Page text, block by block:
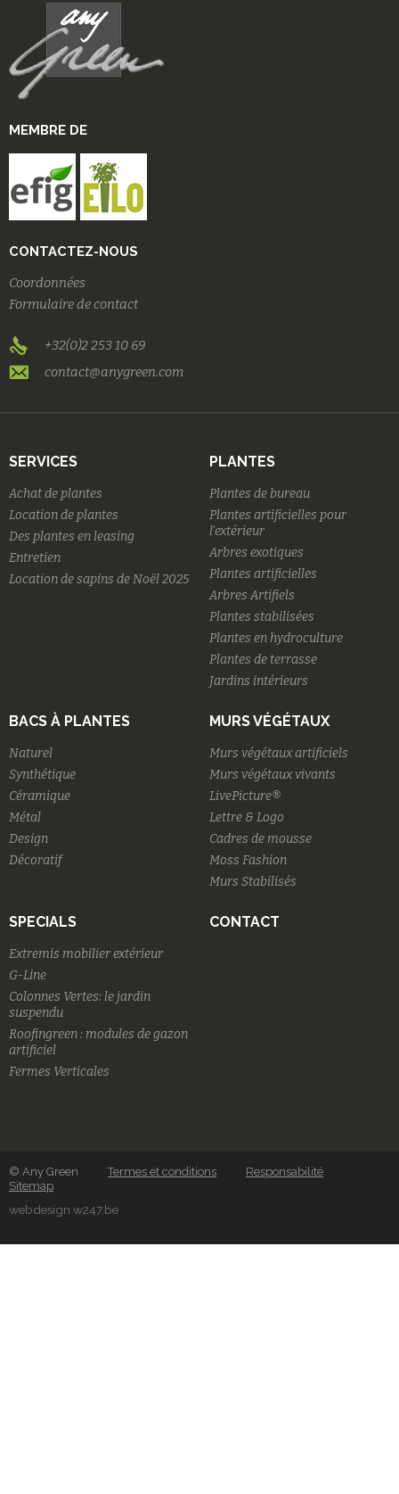
MEMBRE DE
CONTACTEZ-NOUS
Coordonnées
Formulaire de contact
+32(0)2 253 10 69
contact@anygreen.com
SERVICES
Achat de plantes
Location de plantes
Des plantes en leasing
Entretien
Location de sapins de Noël 2025
PLANTES
Plantes de bureau
Plantes artificielles pour
l'extérieur
Arbres exotiques
Plantes artificielles
Arbres Artifiels
Plantes stabilisées
Plantes en hydroculture
Plantes de terrasse
Jardins intérieurs
BACS À PLANTES
Naturel
Synthétique
Céramique
Métal
Design
Décoratif
MURS VÉGÉTAUX
Murs végétaux artificiels
Murs végétaux vivants
LivePicture®
Lettre & Logo
Cadres de mousse
Moss Fashion
Murs Stabilisés
SPECIALS
Extremis mobilier extérieur
G-Line
Colonnes Vertes: le jardin
suspendu
Roofingreen : modules de gazon
artificiel
Fermes Verticales
CONTACT
© Any Green Termes et conditions
Responsabilité
Sitemap
webdesign w247.be